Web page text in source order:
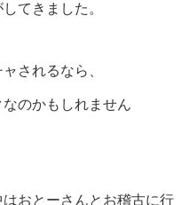
てきました。
されるなら、
のかもしれません
おとーさんとお稽古に行